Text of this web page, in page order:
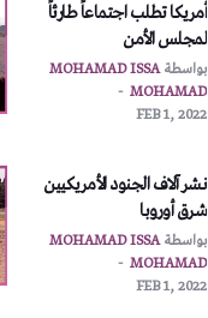
أمريكا تطلب اجتماعاً طارئاً
لمجلس الأمن
بواسطةMOHAMAD ISSA
MOHAMAD
FEB 1, 2022
نشر آلاف الجنود الأمريكيين
شرق أوروبا
بواسطةMOHAMAD ISSA
MOHAMAD
FEB 1, 2022